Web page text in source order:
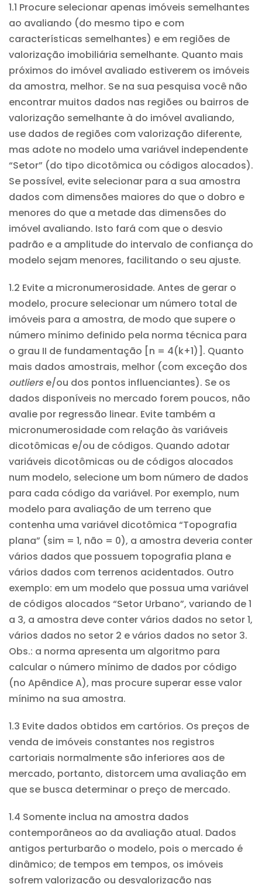
1.1 Procure selecionar apenas imóveis semelhantes
ao avaliando (do mesmo tipo e com
características semelhantes) e em regiões de
valorização imobiliária semelhante. Quanto mais
próximos do imóvel avaliado estiverem os imóveis
da amostra, melhor. Se na sua pesquisa você não
encontrar muitos dados nas regiões ou bairros de
valorização semelhante à do imóvel avaliando,
use dados de regiões com valorização diferente,
mas adote no modelo uma variável independente
“Setor” (do tipo dicotômica ou códigos alocados).
Se possível, evite selecionar para a sua amostra
dados com dimensões maiores do que o dobro e
menores do que a metade das dimensões do
imóvel avaliando. Isto fará com que o desvio
padrão e a amplitude do intervalo de confiança do
modelo sejam menores, facilitando o seu ajuste.
1.2 Evite a micronumerosidade. Antes de gerar o
modelo, procure selecionar um número total de
imóveis para a amostra, de modo que supere o
número mínimo definido pela norma técnica para
o grau II de fundamentação [n = 4(k+1)]. Quanto
mais dados amostrais, melhor (com exceção dos
outlierse/ou dos pontos influenciantes). Se os
dados disponíveis no mercado forem poucos, não
avalie por regressão linear. Evite também a
micronumerosidade com relação às variáveis
dicotômicas e/ou de códigos. Quando adotar
variáveis dicotômicas ou de códigos alocados
num modelo, selecione um bom número de dados
para cada código da variável. Por exemplo, num
modelo para avaliação de um terreno que
contenha uma variável dicotômica “Topografia
plana” (sim = 1, não = 0), a amostra deveria conter
vários dados que possuem topografia plana e
vários dados com terrenos acidentados. Outro
exemplo: em um modelo que possua uma variável
de códigos alocados “Setor Urbano”, variando de 1
a 3, a amostra deve conter vários dados no setor 1,
vários dados no setor 2 e vários dados no setor 3.
Obs.: a norma apresenta um algoritmo para
calcular o número mínimo de dados por código
(no Apêndice A), mas procure superar esse valor
mínimo na sua amostra.
1.3 Evite dados obtidos em cartórios. Os preços de
venda de imóveis constantes nos registros
cartoriais normalmente são inferiores aos de
mercado, portanto, distorcem uma avaliação em
que se busca determinar o preço de mercado.
1.4 Somente inclua na amostra dados
contemporâneos ao da avaliação atual. Dados
antigos perturbarão o modelo, pois o mercado é
dinâmico; de tempos em tempos, os imóveis
sofrem valorização ou desvalorização nas